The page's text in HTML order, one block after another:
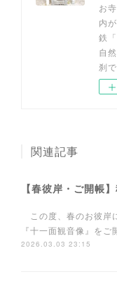
お
内
鉄
自
刹で
関連記事
この度、春のお彼岸
『十一面観音像』を
2026.03.03 23:15